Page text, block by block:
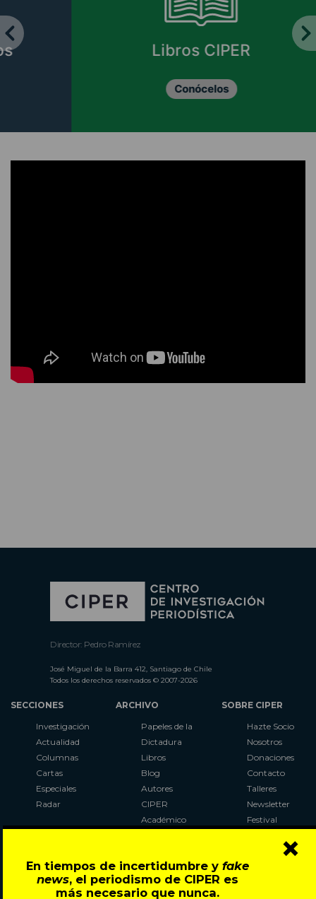
En tiempos de incertidumbre y fake
news, el periodismo de CIPER es
más necesario que nunca.
×
Libros CIPER
Conócelos
Director: Pedro Ramírez
José Miguel de la Barra 412, Santiago de Chile
Todos los derechos reservados © 2007-2026
SECCIONES
Investigación
Actualidad
Columnas
Cartas
Especiales
Radar
ARCHIVO
Papeles de la
Dictadura
Libros
Blog
Autores
CIPER
Académico
Al Plebiscito
con CIPER
SOBRE CIPER
Hazte Socio
Nosotros
Donaciones
Contacto
Talleres
Newsletter
Festival